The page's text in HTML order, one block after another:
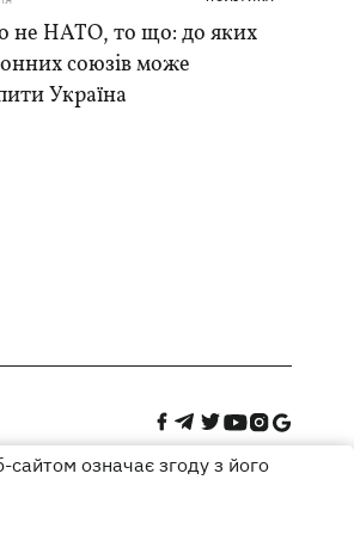
не НАТО, то що: до яких
союзів може
Україна
означає згоду з його